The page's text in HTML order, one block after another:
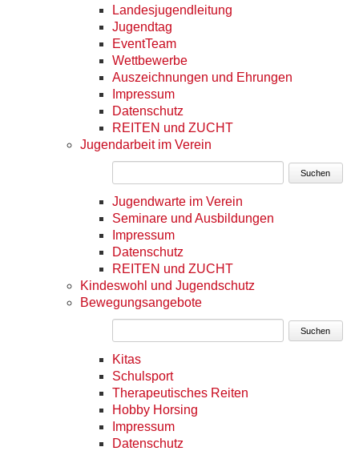
Landesjugendleitung
Jugendtag
EventTeam
Wettbewerbe
Auszeichnungen und Ehrungen
Impressum
Datenschutz
REITEN und ZUCHT
Jugendarbeit im Verein
Suchen
Jugendwarte im Verein
Seminare und Ausbildungen
Impressum
Datenschutz
REITEN und ZUCHT
Kindeswohl und Jugendschutz
Bewegungsangebote
Suchen
Kitas
Schulsport
Therapeutisches Reiten
Hobby Horsing
Impressum
Datenschutz